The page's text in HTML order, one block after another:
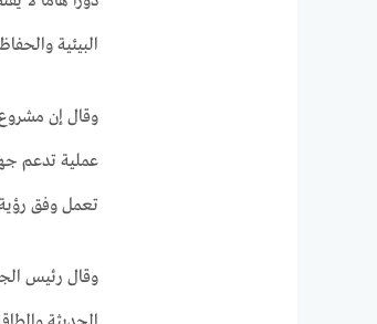
البيئية
وقال إن
عملية تدعم
تعمل وفق رؤية
وقال رئيس